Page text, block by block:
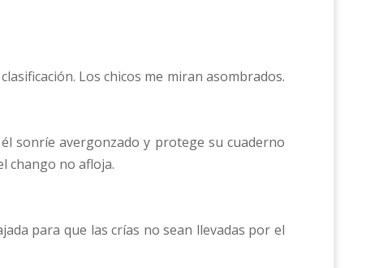
Los chicos me miran asombrados.
sonríe avergonzado y protege su cuaderno
chango no afloja.
para que las crías no sean llevadas por el